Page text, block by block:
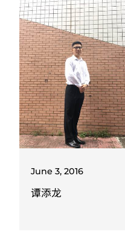
June 3, 2016
谭添龙